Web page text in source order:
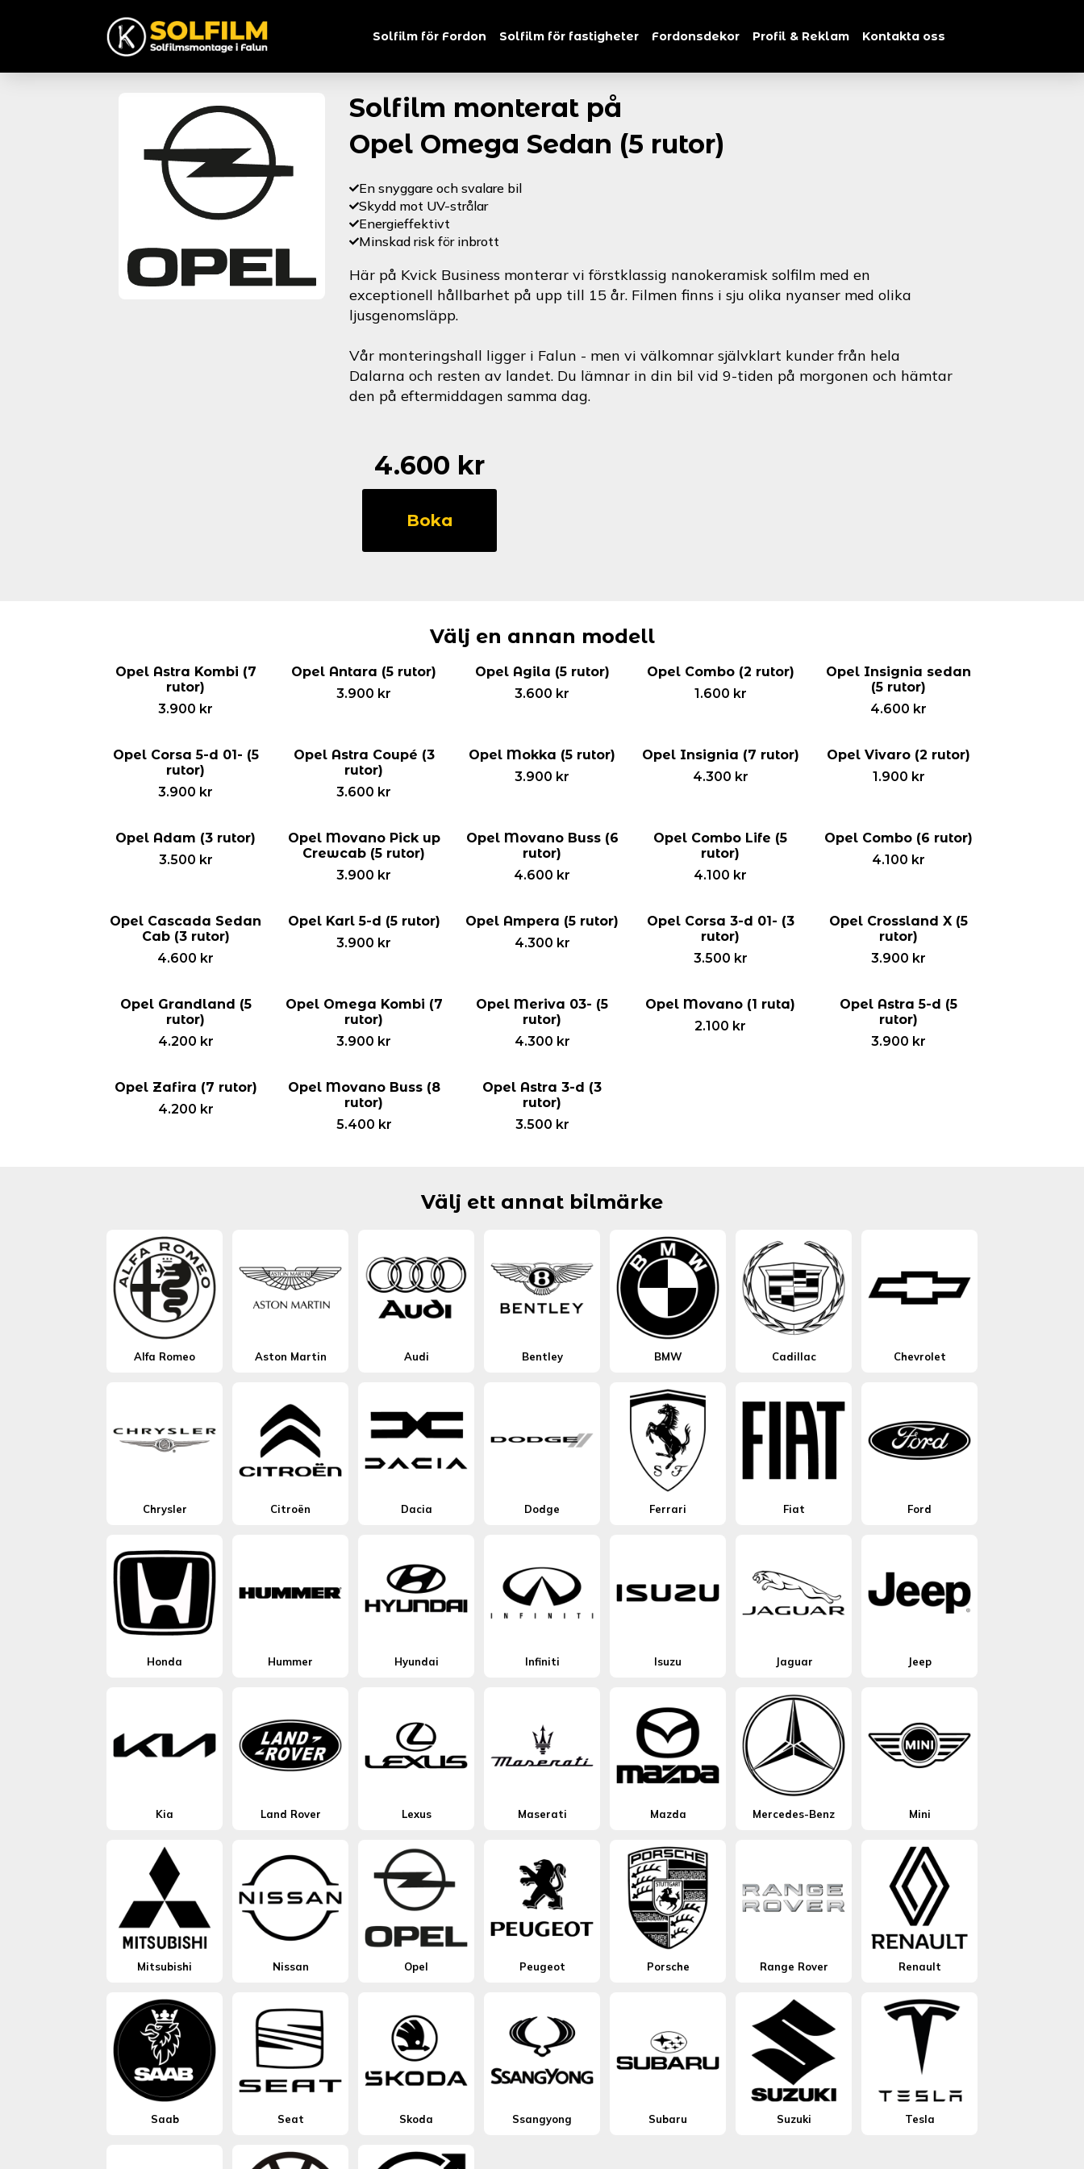
Solfilm för Fordon Solfilm för fastigheter Fordonsdekor Profil & Reklam Kontakta oss
Solfilm monterat på
Opel Omega Sedan (5 rutor)
En snyggare och svalare bil
Skydd mot UV-strålar
Energieffektivt
Minskad risk för inbrott
Här på Kvick Business monterar vi förstklassig nanokeramisk solfilm med en
exceptionell hållbarhet på upp till 15 år. Filmen finns i sju olika nyanser med olika
ljusgenomsläpp.
Vår monteringshall ligger i Falun - men vi välkomnar självklart kunder från hela
Dalarna och resten av landet. Du lämnar in din bil vid 9-tiden på morgonen och hämtar
den på eftermiddagen samma dag.
4.600 kr
Opel
rutor)
Boka
Välj en annan modell
Opel Astra Kombi (7
rutor)
3.900 kr
Opel Antara (5 rutor)
3.900 kr
Opel Agila (5 rutor)
3.600 kr
Opel Combo (2 rutor)
1.600 kr
Opel Insignia sedan
(5 rutor)
4.600 kr
Opel Corsa 5-d 01- (5
rutor)
3.900 kr
Opel Astra Coupé (3
rutor)
3.600 kr
Opel Mokka (5 rutor)
3.900 kr
Opel Insignia (7 rutor)
4.300 kr
Opel Vivaro (2 rutor)
1.900 kr
Opel Adam (3 rutor)
3.500 kr
Opel Movano Pick up
Crewcab (5 rutor)
3.900 kr
Opel Movano Buss (6
rutor)
4.600 kr
Opel Combo Life (5
rutor)
4.100 kr
Opel Combo (6 rutor)
4.100 kr
Opel Cascada Sedan
Cab (3 rutor)
4.600 kr
Opel Karl 5-d (5 rutor)
3.900 kr
Opel Ampera (5 rutor)
4.300 kr
Opel Corsa 3-d 01- (3
rutor)
3.500 kr
Opel Crossland X (5
rutor)
3.900 kr
Opel Grandland (5
rutor)
4.200 kr
Opel Omega Kombi (7
rutor)
3.900 kr
Opel Meriva 03- (5
rutor)
4.300 kr
Opel Movano (1 ruta)
2.100 kr
Opel Astra 5-d (5
rutor)
3.900 kr
Opel Zafira (7 rutor)
4.200 kr
Opel Movano Buss (8
rutor)
5.400 kr
Opel Astra 3-d (3
rutor)
3.500 kr
Välj ett annat bilmärke
Alfa Romeo Aston Martin Audi Bentley BMW Cadillac Chevrolet
Chrysler Citroën Dacia Dodge Ferrari Fiat Ford
Honda Hummer Hyundai Infiniti Isuzu Jaguar Jeep
Kia Land Rover Lexus Maserati Mazda Mercedes-Benz Mini
Mitsubishi Nissan Opel Peugeot Porsche Range Rover Renault
Saab Seat Skoda Ssangyong Subaru Suzuki Tesla